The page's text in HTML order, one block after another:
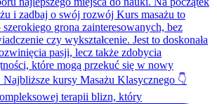
terapii blizn, który